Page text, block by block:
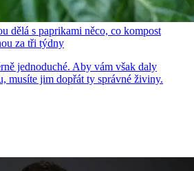
dělá s paprikami něco, co kompost
za tři týdny
jednoduché. Aby vám však daly
musíte jim dopřát ty správné živiny.